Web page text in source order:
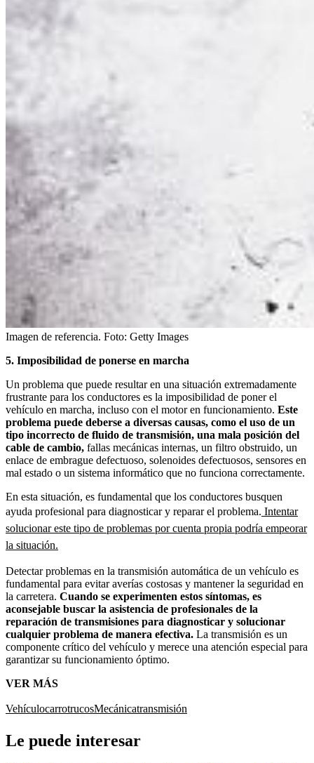
Imagen de referencia. Foto: Getty Images
5. Imposibilidad de ponerse en marcha
Un problema que puede resultar en una situación extremadamente
frustrante para los conductores es la imposibilidad de poner el
vehículo en marcha, incluso con el motor en funcionamiento. Este
problema puede deberse a diversas causas, como el uso de un
tipo incorrecto de fluido de transmisión, una mala posición del
cable de cambio, fallas mecánicas internas, un filtro obstruido, un
enlace de embrague defectuoso, solenoides defectuosos, sensores en
mal estado o un sistema informático que no funciona correctamente.
En esta situación, es fundamental que los conductores busquen
ayuda profesional para diagnosticar y reparar el problema. Intentar
solucionar este tipo de problemas por cuenta propia podría empeorar
la situación.
Detectar problemas en la transmisión automática de un vehículo es
fundamental para evitar averías costosas y mantener la seguridad en
la carretera. Cuando se experimenten estos síntomas, es
aconsejable buscar la asistencia de profesionales de la
reparación de transmisiones para diagnosticar y solucionar
cualquier problema de manera efectiva. La transmisión es un
componente crítico del vehículo y merece una atención especial para
garantizar su funcionamiento óptimo.
VER MÁS
VehículocarrotrucosMecánicatransmisión
Le puede interesar